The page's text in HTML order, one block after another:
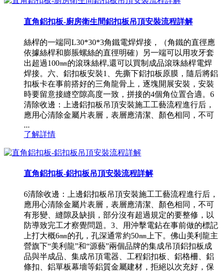
直角鋁扣板-廚房衛生間鋁扣板吊頂安裝流程詳解
絲桿的一端同L30*30*3角鐵電焊焊接，（角鐵的直徑應
依據絲桿和膨脹螺絲的直徑明確）另一端可以用攻牙套
出超過100㎜的滾珠絲桿,還可以買制成品滾珠絲桿電焊
焊接。六、鋁扣板安裝1、先撕下鋁扣板原膜，隨后將鋁
扣板卡在事前搭好的三角龍骨上，逐塊開展安裝，安裝
時要留意接縫空隙高度一致，拼接的4個角位置合適。6
清除收邊：上邊鋁扣板吊頂安裝施工工藝流程進行后，
應用心清除金屬片表層，表層應清潔、顏色相同，不可
...
了解詳情
直角鋁扣板-鋁扣板吊頂安裝流程詳解
6清除收邊：上邊鋁扣板吊頂安裝施工工藝流程進行后，
應用心清除金屬片表層，表層應清潔、顏色相同，不可
有形變、縫隙及缺損，部分沒有超過規定的要整修，以
防導致完工才察覺問題。3、用沖擊電鉆在事前做的標記
上打大概6㎜的孔，孔深通常約50㎜上下。佛山美利龍主
營旗下“美利龍”和“源藝”兩個品牌的集成吊頂鋁扣板成
品與半成品、集成吊頂電器、工程鋁扣板、鋁格柵、鋁
條扣、鋁單板幕墻等鋁質金屬建材，拒絕以次充好，保